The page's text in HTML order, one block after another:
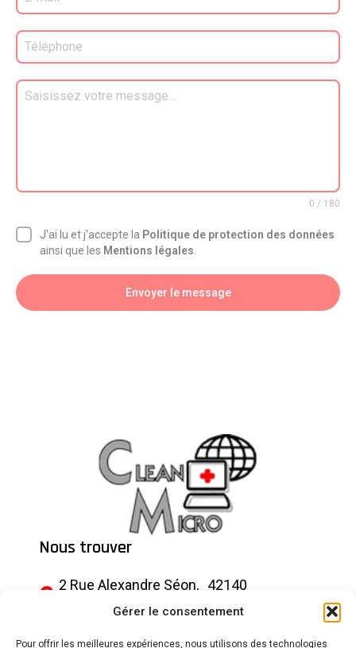
Gérer le consentement
Pour offrir les meilleures expériences, nous utilisons des technologies
0 / 180
J'ai lu et j'accepte la Politique de protection des données
ainsi que les Mentions légales
Envoyer le message
Nous trouver
2 Rue Alexandre Séon, 42140
Chazelles-sur-Lyon